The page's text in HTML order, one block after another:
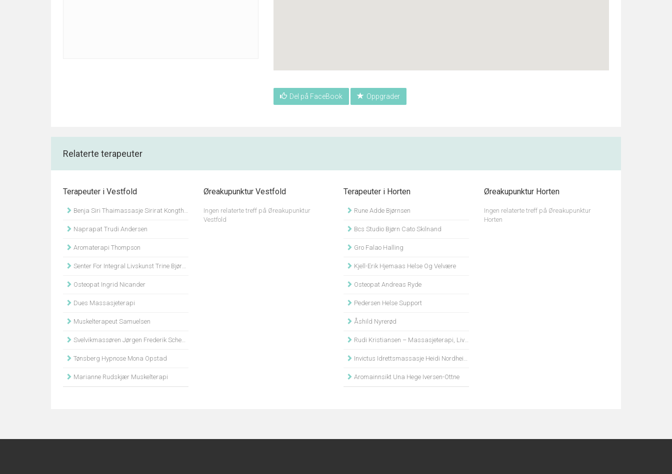
Del på FaceBook Oppgrader
Relaterte terapeuter
Terapeuter i Vestfold
Benja Siri Thaimassasje Sirirat Kongthong Bjertnes
Naprapat Trudi Andersen
Aromaterapi Thompson
Senter For Integral Livskunst Trine Bjørgan Høiberg
Osteopat Ingrid Nicander
Dues Massasjeterapi
Muskelterapeut Samuelsen
Svelvikmassøren Jørgen Frederik Scheel Haarstad
Tønsberg Hypnose Mona Opstad
Marianne Rudskjær Muskelterapi
Øreakupunktur Vestfold
Ingen relaterte treff på Øreakupunktur
Vestfold
Terapeuter i Horten
Rune Adde Bjørnsen
Bcs Studio Bjørn Cato Skilnand
Gro Falao Halling
Kjell-Erik Hjemaas Helse Og Velvære
Osteopat Andreas Ryde
Pedersen Helse Support
Åshild Nyrerød
Rudi Kristiansen – Massasjeterapi, Livsstil Og Trening
Invictus Idrettsmassasje Heidi Nordheim
Aromainnsikt Una Hege Iversen-Ottne
Øreakupunktur Horten
Ingen relaterte treff på Øreakupunktur
Horten